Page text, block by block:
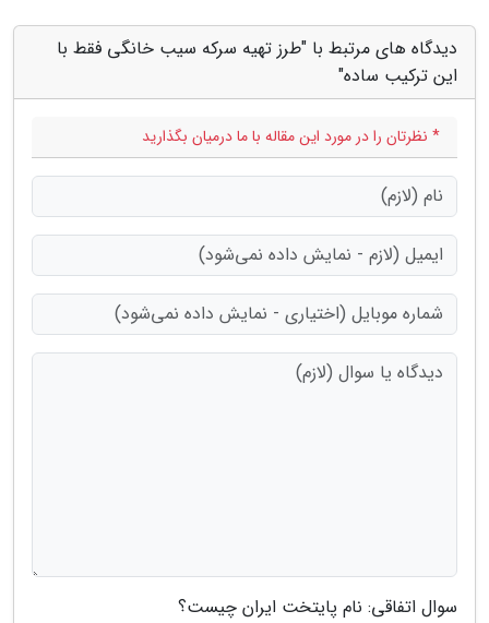
دیدگاه های مرتبط با "طرز تهیه سرکه سیب خانگی فقط با
این ترکیب ساده"
* نظرتان را در مورد این مقاله با ما درمیان بگذارید
سوال اتفاقی: نام پایتخت ایران چیست؟